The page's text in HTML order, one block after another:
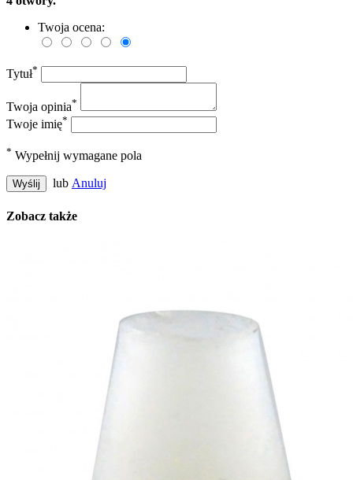
Twoja ocena:
Tytuł*
Twoja opinia*
Twoje imię*
* Wypełnij wymagane pola
Wyślij lub Anuluj
Zobacz także